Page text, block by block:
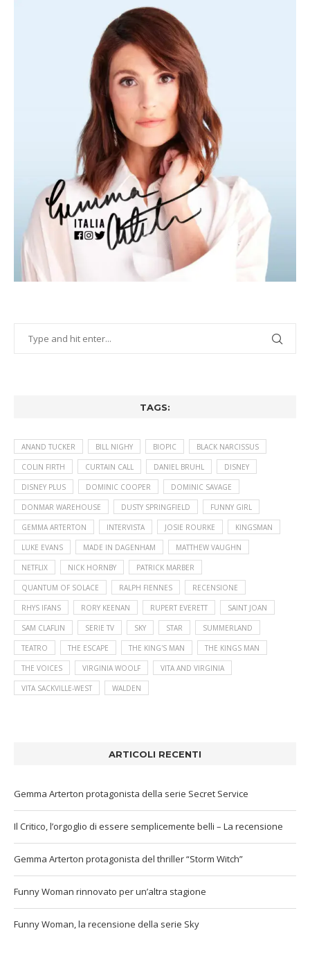
TAGS:
ANAND TUCKER BILL NIGHY BIOPIC BLACK NARCISSUS
COLIN FIRTH CURTAIN CALL DANIEL BRUHL DISNEY
DISNEY PLUS DOMINIC COOPER DOMINIC SAVAGE
DONMAR WAREHOUSE DUSTY SPRINGFIELD FUNNY GIRL
GEMMA ARTERTON INTERVISTA JOSIE ROURKE KINGSMAN
LUKE EVANS MADE IN DAGENHAM MATTHEW VAUGHN
NETFLIX NICK HORNBY PATRICK MARBER
QUANTUM OF SOLACE RALPH FIENNES RECENSIONE
RHYS IFANS RORY KEENAN RUPERT EVERETT SAINT JOAN
SAM CLAFLIN SERIE TV SKY STAR SUMMERLAND
TEATRO THE ESCAPE THE KING'S MAN THE KINGS MAN
THE VOICES VIRGINIA WOOLF VITA AND VIRGINIA
VITA SACKVILLE-WEST WALDEN
ARTICOLI RECENTI
Gemma Arterton protagonista della serie Secret Service
Il Critico, l’orgoglio di essere semplicemente belli – La recensione
Gemma Arterton protagonista del thriller “Storm Witch”
Funny Woman rinnovato per un’altra stagione
Funny Woman, la recensione della serie Sky